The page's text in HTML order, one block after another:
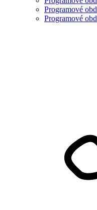
Programové
Programové